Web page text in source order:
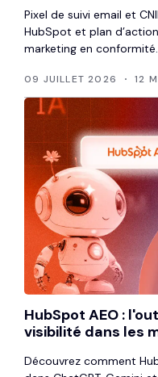
Pixel de suivi email et
HubSpot et plan
marketing en conformité.
09 JUILLET 2026 12
HubSpot AEO :
visibilité dans les
Découvrez comment